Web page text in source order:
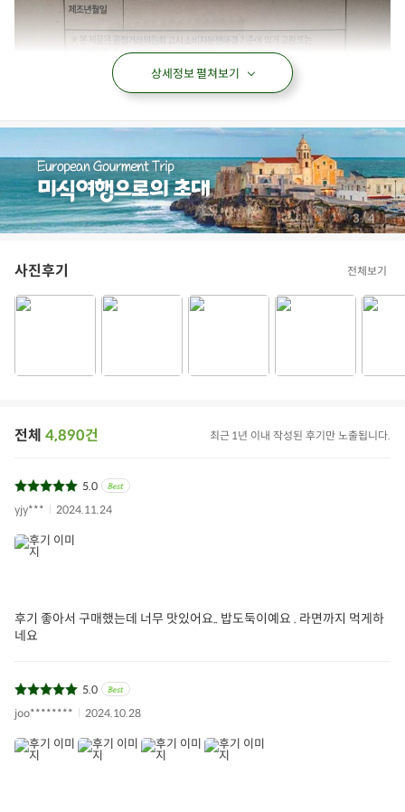
상세정보 펼쳐보기
3/4
사진후기 전체보기
전체 4,890건 최근 1년 이내 작성된 후기만 노출됩니다.
5.0
yjy***
2024.11.24
후기 좋아서 구매했는데 너무 맛있어요.. 밥도둑이예요 . 라면까지 먹게하
네요
5.0
joo********
2024.10.28